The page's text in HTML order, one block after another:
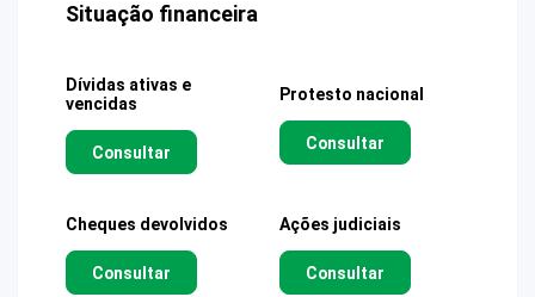
Situação financeira
Dívidas ativas e
vencidas
Consultar
Protesto nacional
Consultar
Cheques devolvidos
Consultar
Ações judiciais
Consultar